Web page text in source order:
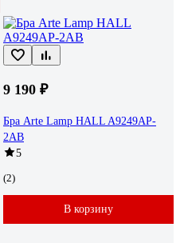
9 190 ₽
Бра Arte Lamp HALL A9249AP-
2AB
5
(2)
В корзину